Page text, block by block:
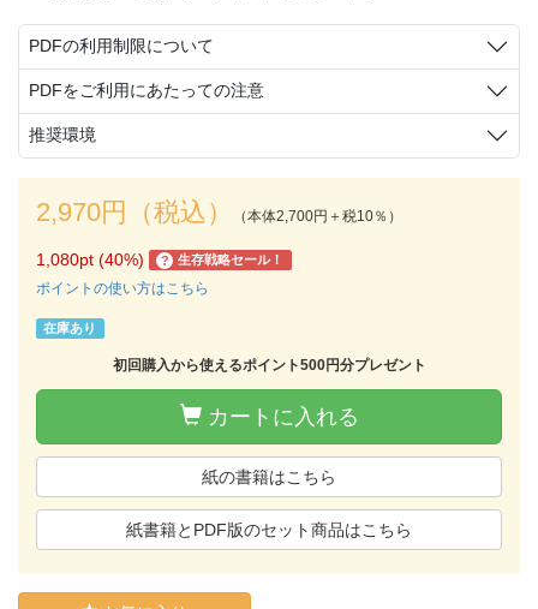
PDFの利用制限について
PDFをご利用にあたっての注意
推奨環境
2,970円（税込） （本体2,700円＋税10％）
1,080pt (40%) ? 生存戦略セール！
ポイントの使い方はこちら
在庫あり
初回購入から使えるポイント500円分プレゼント
カートに入れる
紙の書籍はこちら
紙書籍とPDF版のセット商品はこちら